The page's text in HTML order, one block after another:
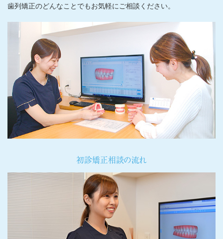
歯列矯正のどんなことでもお気軽にご相談ください。
初診矯正相談の流れ